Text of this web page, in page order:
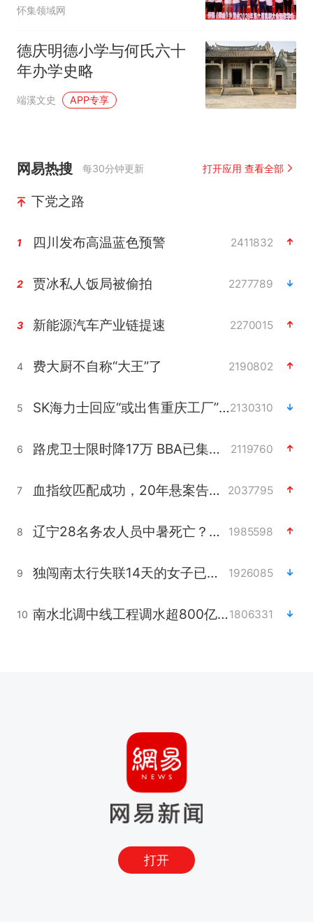
怀集领域网
德庆明德小学与何氏六十
年办学史略
端溪文史 APP专享
网易热搜 每30分钟更新 打开应用 查看全部
下党之路
1 四川发布高温蓝色预警 2411832
2 贾冰私人饭局被偷拍 2277789
3 新能源汽车产业链提速 2270015
4 费大厨不自称“大王”了 2190802
5 SK海力士回应“或出售重庆工厂”传闻2130310
6 路虎卫士限时降17万 BBA已集体降价 2119760
7 血指纹匹配成功，20年悬案告破！凶手被执行死刑 2037795
8 辽宁28名务农人员中暑死亡？官方辟谣 1985598
9 独闯南太行失联14天的女子已找到 1926085
10 南水北调中线工程调水超800亿立方米1806331
打开